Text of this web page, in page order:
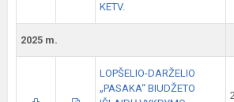
KETV.
2025 m.
LOPŠELIO-DARŽELIO
„PASAKA“ BIUDŽETO